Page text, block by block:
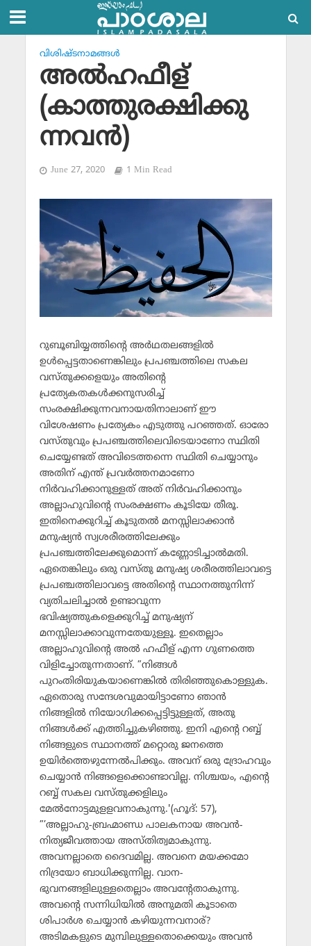
വിശിഷ്ടനാമങ്ങള്‍
അല്‍ഹഫീള്
(കാത്തുരക്ഷിക്കു
ന്നവന്‍)
June 27, 2020 1 Min Read
റുബൂബിയ്യത്തിന്റെ അര്‍ഥതലങ്ങളില്‍
ഉള്‍പ്പെട്ടതാണെങ്കിലും പ്രപഞ്ചത്തിലെ സകല
വസ്തുക്കളെയും അതിന്റെ
പ്രത്യേകതകള്‍ക്കനുസരിച്ച്
സംരക്ഷിക്കുന്നവനായതിനാലാണ് ഈ
വിശേഷണം പ്രത്യേകം എടുത്തു പറഞ്ഞത്. ഓരോ
വസ്തുവും പ്രപഞ്ചത്തിലെവിടെയാണോ സ്ഥിതി
ചെയ്യേണ്ടത് അവിടെത്തന്നെ സ്ഥിതി ചെയ്യാനും
അതിന് എന്ത് പ്രവര്‍ത്തനമാണോ
നിര്‍വഹിക്കാനുള്ളത് അത് നിര്‍വഹിക്കാനും
അല്ലാഹുവിന്റെ സംരക്ഷണം കൂടിയേ തീരൂ.
ഇതിനെക്കുറിച്ച് കൂടുതല്‍ മനസ്സിലാക്കാന്‍
മനുഷ്യന്‍ സ്വശരീരത്തിലേക്കും
പ്രപഞ്ചത്തിലേക്കുമൊന്ന് കണ്ണോടിച്ചാല്‍മതി.
ഏതെങ്കിലും ഒരു വസ്തു മനുഷ്യ ശരീരത്തിലാവട്ടെ
പ്രപഞ്ചത്തിലാവട്ടെ അതിന്റെ സ്ഥാനത്തുനിന്ന്
വ്യതിചലിച്ചാല്‍ ഉണ്ടാവുന്ന
ഭവിഷ്യത്തുകളെക്കുറിച്ച് മനുഷ്യന്
മനസ്സിലാക്കാവുന്നതേയുള്ളൂ. ഇതെല്ലാം
അല്ലാഹുവിന്റെ അല്‍ ഹഫീള് എന്ന ഗുണത്തെ
വിളിച്ചോതുന്നതാണ്. ”നിങ്ങള്‍
പുറംതിരിയുകയാണെങ്കില്‍ തിരിഞ്ഞുകൊള്ളുക.
ഏതൊരു സന്ദേശവുമായിട്ടാണോ ഞാന്‍
നിങ്ങളില്‍ നിയോഗിക്കപ്പെട്ടിട്ടുള്ളത്, അതു
നിങ്ങള്‍ക്ക് എത്തിച്ചുകഴിഞ്ഞു. ഇനി എന്റെ റബ്ബ്
നിങ്ങളുടെ സ്ഥാനത്ത് മറ്റൊരു ജനത്തെ
ഉയിര്‍ത്തെഴുന്നേല്‍പിക്കും. അവന് ഒരു ദ്രോഹവും
ചെയ്യാന്‍ നിങ്ങളെക്കൊണ്ടാവില്ല. നിശ്ചയം, എന്റെ
റബ്ബ് സകല വസ്തുക്കളിലും
മേല്‍നോട്ടമുളളവനാകുന്നു.'(ഹൂദ്: 57),
”’അല്ലാഹു-ബ്രഹ്മാണ്ഡ പാലകനായ അവന്‍-
നിത്യജീവത്തായ അസ്തിത്വമാകുന്നു.
അവനല്ലാതെ ദൈവമില്ല. അവനെ മയക്കമോ
നിദ്രയോ ബാധിക്കുന്നില്ല. വാന-
ഭുവനങ്ങളിലുള്ളതെല്ലാം അവന്റേതാകുന്നു.
അവന്റെ സന്നിധിയില്‍ അനുമതി കൂടാതെ
ശിപാര്‍ശ ചെയ്യാന്‍ കഴിയുന്നവനാര്?
അടിമകളുടെ മുമ്പിലുള്ളതൊക്കെയും അവന്‍